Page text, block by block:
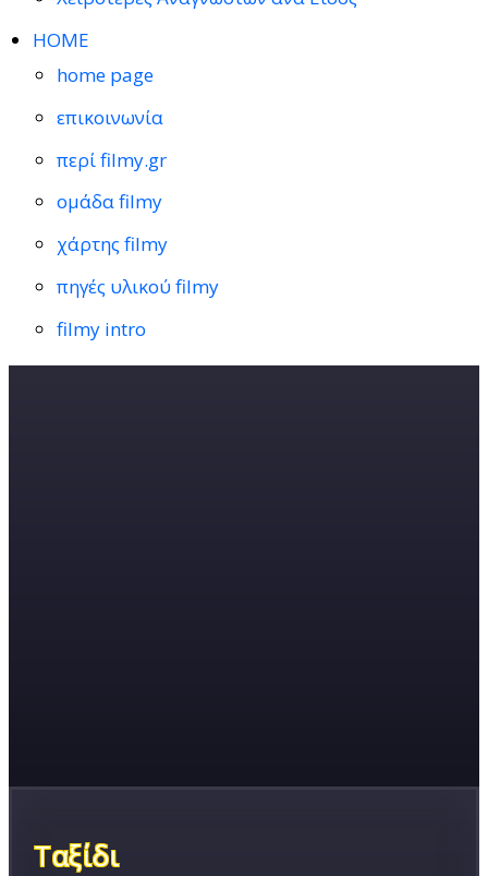
HOME
home page
επικοινωνία
περί filmy.gr
ομάδα filmy
χάρτης filmy
πηγές υλικού filmy
filmy intro
Ταξίδι